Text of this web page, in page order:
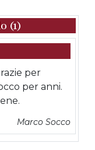
(1)
per
per anni.
Marco Socco